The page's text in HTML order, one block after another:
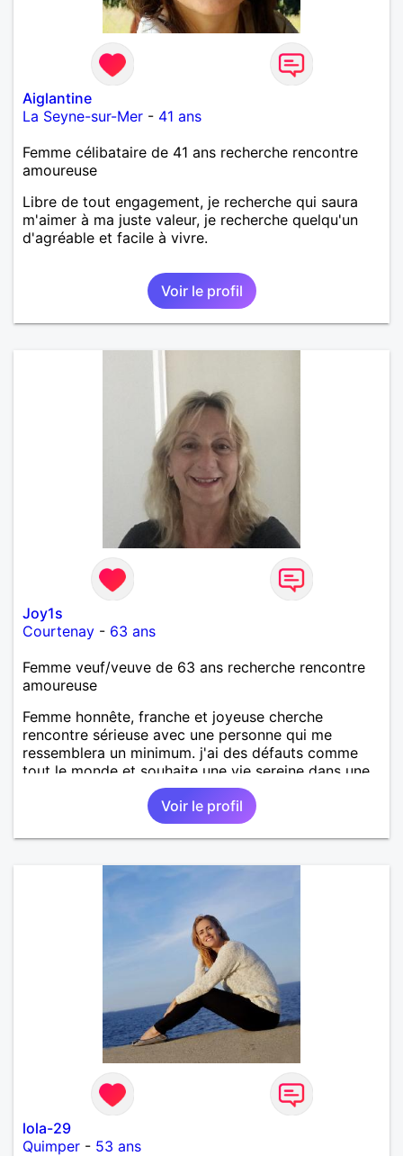
Aiglantine
La Seyne-sur-Mer - 41 ans
Femme célibataire de 41 ans recherche rencontre
amoureuse
Libre de tout engagement, je recherche qui saura
m'aimer à ma juste valeur, je recherche quelqu'un
d'agréable et facile à vivre.
Voir le profil
Joy1s
Courtenay - 63 ans
Femme veuf/veuve de 63 ans recherche rencontre
amoureuse
Femme honnête, franche et joyeuse cherche
rencontre sérieuse avec une personne qui me
ressemblera un minimum. j'ai des défauts comme
tout le monde et souhaite une vie sereine dans une
relation sur du long terme.
Voir le profil
lola-29
Quimper - 53 ans